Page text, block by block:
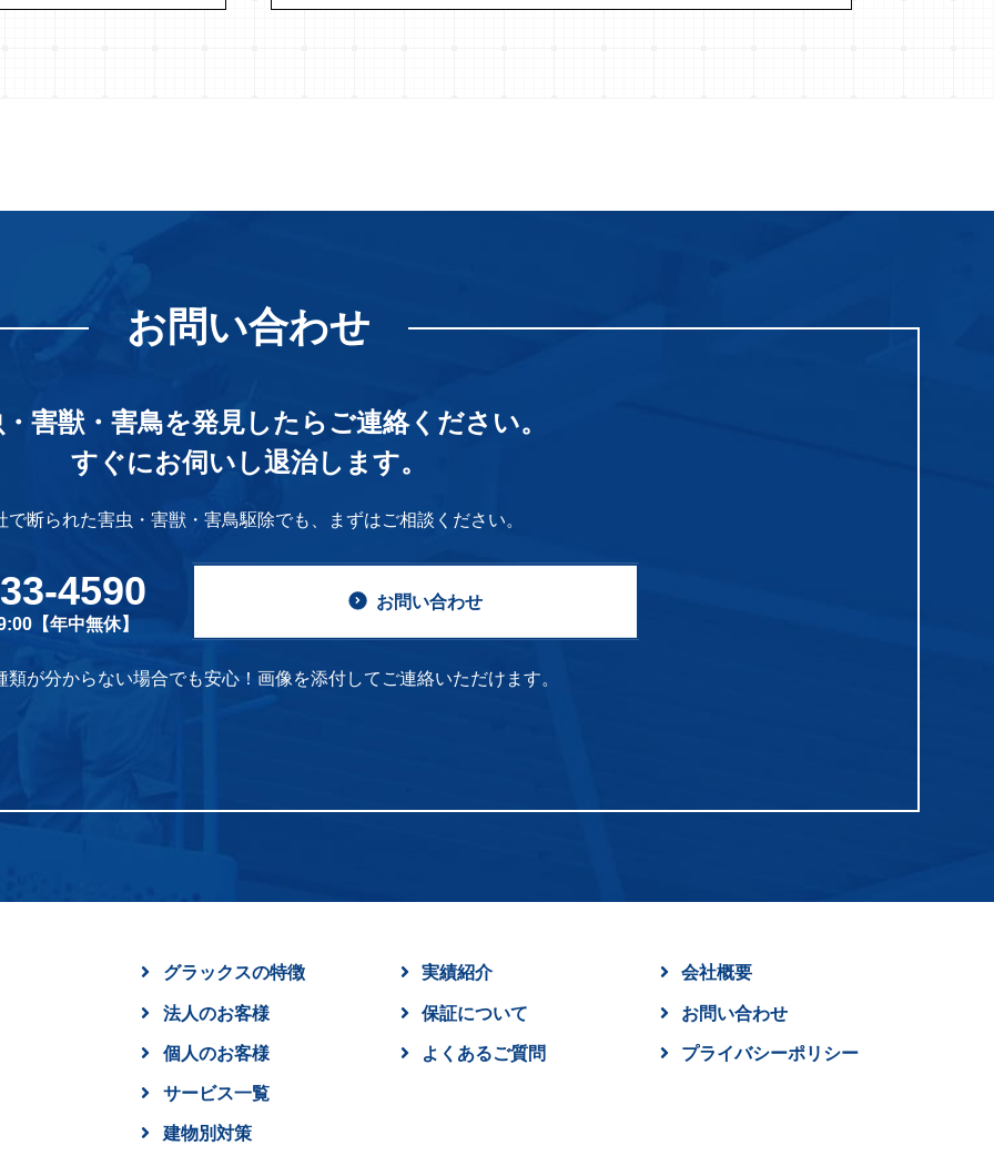
お問い合わせ
害獣・害鳥を発見したらご連絡ください。
すぐにお伺いし退治します。
で断られた害虫・害獣・害鳥駆除でも、 まずはご相談ください。
4590
【年中無休】
お問い合わせ
類が分からない場合でも安心！画像を添付してご連絡いただけます。
グラックスの特徴
法人のお客様
個人のお客様
サービス一覧
建物別対策
実績紹介
保証について
よくあるご質問
会社概要
お問い合わせ
プライバシーポリシー